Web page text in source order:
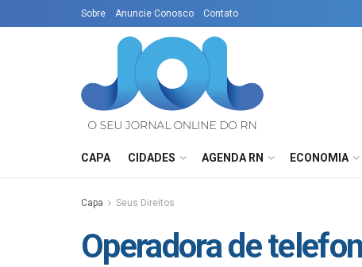
Sobre Anuncie Conosco Contato
CAPA CIDADES AGENDA RN ECONOMIA
Capa Seus Direitos
Operadora de